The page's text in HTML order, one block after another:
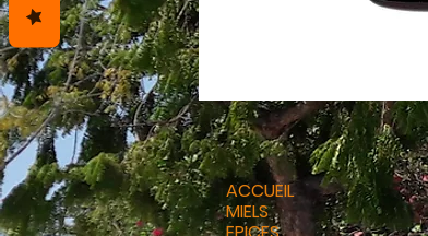
ACCUEIL
MIELS